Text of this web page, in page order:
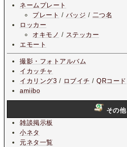
ネームプレート
プレート / バッジ / 二つ名
ロッカー
オキモノ / ステッカー
エモート
撮影・フォトアルバム
イカッチャ
イカリング3 / ロブイチ /QRコード
amiibo
その他
雑談掲示板
小ネタ
元ネタ一覧